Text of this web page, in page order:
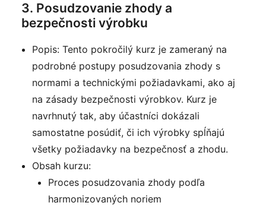
3. Posudzovanie zhody a
bezpečnosti výrobku
Popis: Tento pokročilý kurz je zameraný na
podrobné postupy posudzovania zhody s
normami a technickými požiadavkami, ako aj
na zásady bezpečnosti výrobkov. Kurz je
navrhnutý tak, aby účastníci dokázali
samostatne posúdiť, či ich výrobky spĺňajú
všetky požiadavky na bezpečnosť a zhodu.
Obsah kurzu:
Proces posudzovania zhody podľa
harmonizovaných noriem